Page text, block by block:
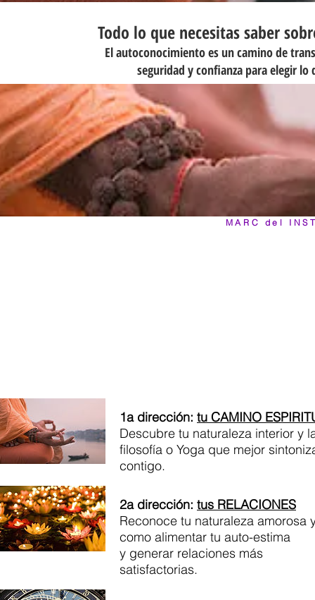
Todo lo que necesitas saber
El autoconocimiento es un camino de
seguridad y confianza para elegir
1a dirección: tu CAMINO
Descubre tu naturaleza interior y
filosofía o Yoga que mejor
contigo.
2a dirección: tus RELACIONES
Reconoce tu naturaleza amorosa
como alimentar tu auto-estima
y generar relaciones más
satisfactorias.
MARC del
Tu
felicidad
temporal
y
limitada
Tu
felicidad
temporal
y
limitada